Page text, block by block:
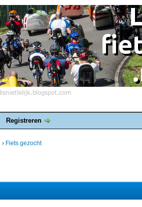
Registreren
› Fiets gezocht